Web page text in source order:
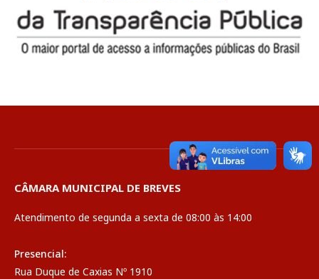
CÂMARA MUNICIPAL DE BREVES
Atendimento de segunda a sexta de 08:00 às 14:00
Presencial:
Rua Duque de Caxias Nº 1910